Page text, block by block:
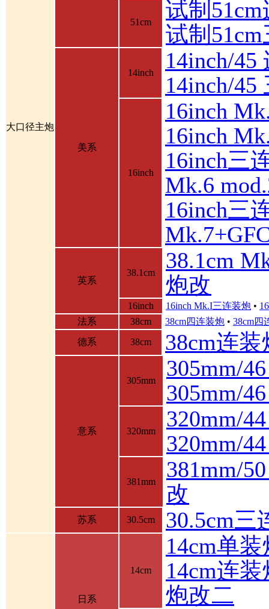
大口径主炮
51cm
试制
试制
美系
14inch
14inch/45
14inch/45
16inch
16inch
16inch
16inch三
Mk.6
16inch三
英系
38.1cm
38.1cm
炮改
16inch 16inch Mk.I三连装炮 •
法系
38cm 38cm四连装炮 • 38cm四
德系
38cm 38cm连装
意系
305mm
305mm/
305mm/
320mm
320mm/
320mm/
381mm
381mm/
改
苏系 30.5cm 30.5cm三
日系
14cm
14cm单装
14cm连装
炮改二